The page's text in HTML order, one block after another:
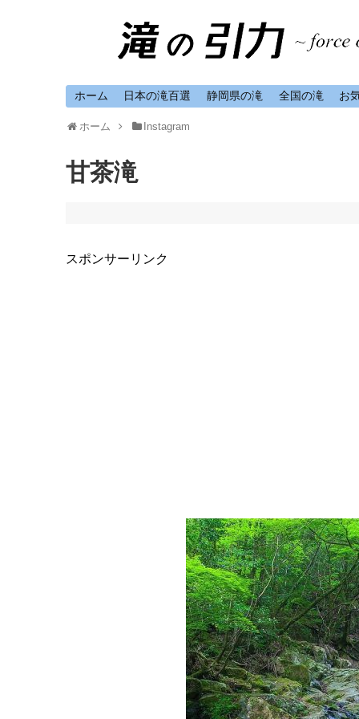
ホーム 日本の滝百選 静岡県の滝 全国の滝 お
ホーム Instagram
甘茶滝
スポンサーリンク